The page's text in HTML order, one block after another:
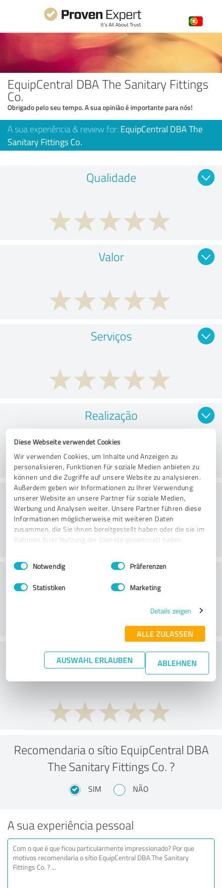
Diese Webseite verwendet Cookies
Wir verwenden Cookies, um Inhalte und Anzeigen zu
personalisieren, Funktionen für soziale Medien anbieten zu
können und die Zugriffe auf unsere Website zu analysieren.
Außerdem geben wir Informationen zu Ihrer Verwendung
unserer Website an unsere Partner für soziale Medien,
Werbung und Analysen weiter. Unsere Partner führen diese
Informationen möglicherweise mit weiteren Daten
zusammen, die Sie ihnen bereitgestellt haben oder die sie im
Rahmen Ihrer Nutzung der Dienste gesammelt haben.
Impressum Datenschutzbestimmungen
Einwilligungsauswahl
Notwendig Präferenzen
Statistiken Marketing
Details zeigen
ALLE ZULASSEN
AUSWAHL ERLAUBEN ABLEHNEN
EquipCentral DBA The Sanitary Fittings
Co.
Obrigado pelo seu tempo. A sua opinião é importante para nós!
A sua experiência & review for: EquipCentral DBA The
Sanitary Fittings Co.
Qualidade
Valor
Serviços
Realização
Consultoria
Serviço ao cliente
O que acha da relação
preço/desempenho?
Recomendaria o sítio EquipCentral DBA
The Sanitary Fittings Co. ?
SIM NÃO
A sua experiência pessoal